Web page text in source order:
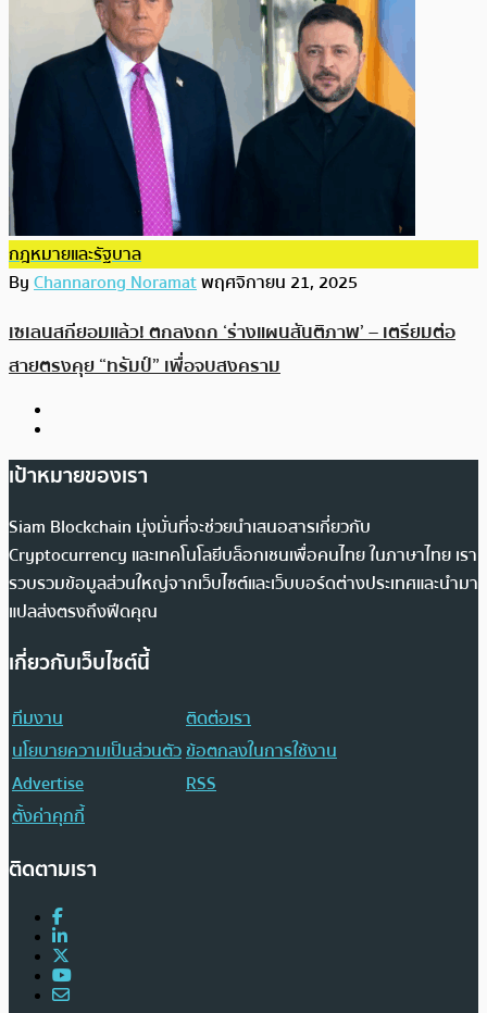
กฎหมายและรัฐบาล
ByChannarong Noramatพฤศจิกายน 21, 2025
เซเลนสกียอมแล้ว! ตกลงถก ‘ร่างแผนสันติภาพ’ – เตรียมต่อ
สายตรงคุย “ทรัมป์” เพื่อจบสงคราม
เป้าหมายของเรา
Siam Blockchain มุ่งมั่นที่จะช่วยนำเสนอสารเกี่ยวกับ
Cryptocurrency และเทคโนโลยีบล็อกเชนเพื่อคนไทย ในภาษาไทย เรา
รวบรวมข้อมูลส่วนใหญ่จากเว็บไซต์และเว็บบอร์ดต่างประเทศและนำมา
แปลส่งตรงถึงฟีดคุณ
เกี่ยวกับเว็บไซต์นี้
ทีมงาน
ติดต่อเรา
นโยบายความเป็นส่วนตัวข้อตกลงในการใช้งาน
Advertise
RSS
ตั้งค่าคุกกี้
ติดตามเรา